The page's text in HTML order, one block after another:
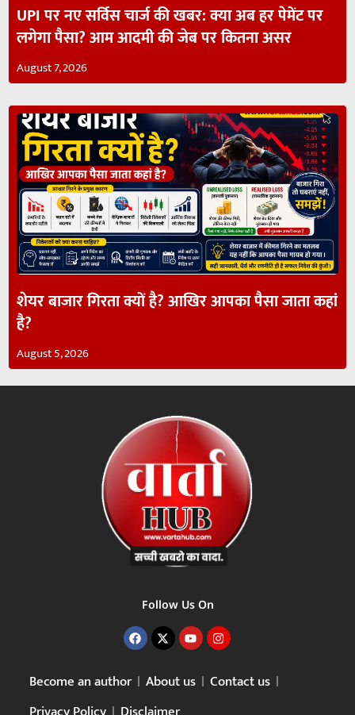
UPI पर नए सर्विस चार्ज की खबर: क्या अब हर पेमेंट पर
लगेगा पैसा? आम आदमी की जेब पर कितना असर
August 7, 2026
शेयर बाजार गिरता क्यों है? आखिर आपका पैसा जाता कहां
है?
August 5, 2026
Follow Us On
Become an author About us
Contact us